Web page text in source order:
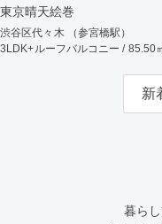
東京晴天絵巻
渋谷区代々木 （参宮橋駅）
3LDK+ルーフバルコニー / 85.50
新
暮ら